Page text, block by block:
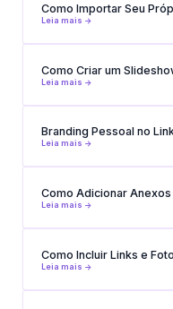
Como Importar Seu
Leia mais ->
Como Criar um
Leia mais ->
Branding Pessoal no
Leia mais ->
Como Adicionar
Leia mais ->
Como Incluir Links e
Leia mais ->